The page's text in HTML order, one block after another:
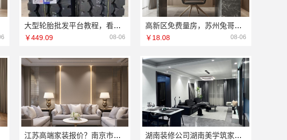
大型轮胎批发平台教程，看湖北省腾冠畅实业贸易有限公司
￥449.09 08-06
高新区免费量房，苏州兔哥哥智装毛坯房装修
￥18.08 08-06
江苏高端家装报价？南京市创亿讯透明定价 湖南装修公司湖南美学筑家建材有限公司老房翻新